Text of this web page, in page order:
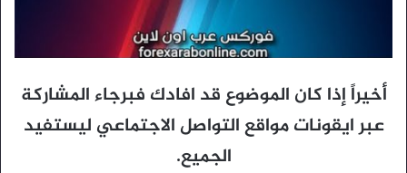
أخيراً إذا كان الموضوع قد افادك فبرجاء المشاركة
عبر ايقونات مواقع التواصل الاجتماعي ليستفيد
الجميع.